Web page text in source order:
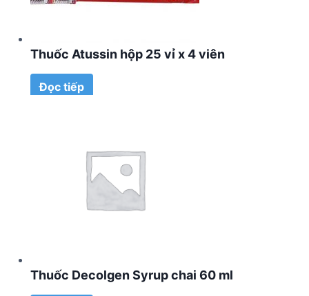
Thuốc Atussin hộp 25 vỉ x 4 viên
Đọc tiếp
Thuốc Decolgen Syrup chai 60 ml